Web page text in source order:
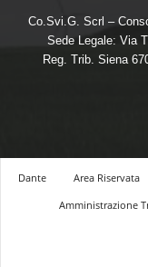
Co.Svi.G. Scrl –
Sede Legale: Via
Reg. Trib. Siena
Dante Area Riservata
Amministrazione